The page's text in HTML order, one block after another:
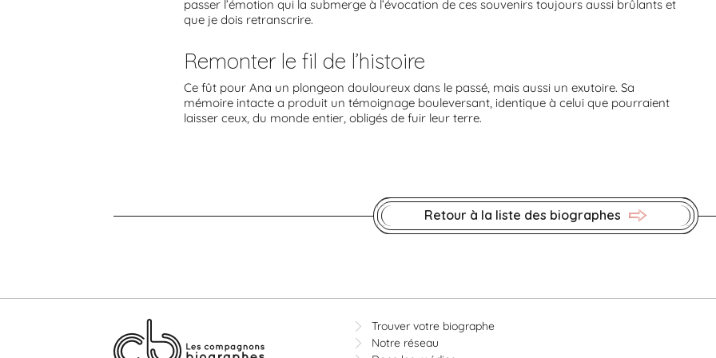
passer l’émotion qui la submerge à l’évocation de ces souvenirs toujours aussi brûlants et
que je dois retranscrire.
Remonter le fil de l’histoire
Ce fût pour Ana un plongeon douloureux dans le passé, mais aussi un exutoire. Sa
mémoire intacte a produit un témoignage bouleversant, identique à celui que pourraient
laisser ceux, du monde entier, obligés de fuir leur terre.
Retour à la liste des biographes
Trouver votre biographe
Notre réseau